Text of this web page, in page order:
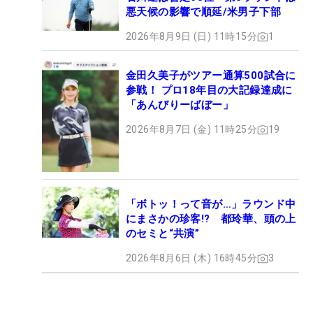
悪天候の影響で順延/米男子下部
2026年8月9日 (日) 11時15分 1
金田久美子がツアー通算500試合に
参戦！ プロ18年目の大記録達成に
「あんびりーばぼー」
2026年8月7日 (金) 11時25分 19
「ボトッ！って音が…」ラウンド中
にまさかの珍客!? 都玲華、頭の上
のセミと“共演”
2026年8月6日 (木) 16時45分 3